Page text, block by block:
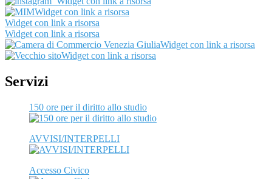
Widget con link a risorsa
Widget con link a risorsa
Widget con link a risorsa
Widget con link a risorsa
Widget con link a risorsa
Servizi
150 ore per il diritto allo studio
AVVISI/INTERPELLI
Accesso Civico